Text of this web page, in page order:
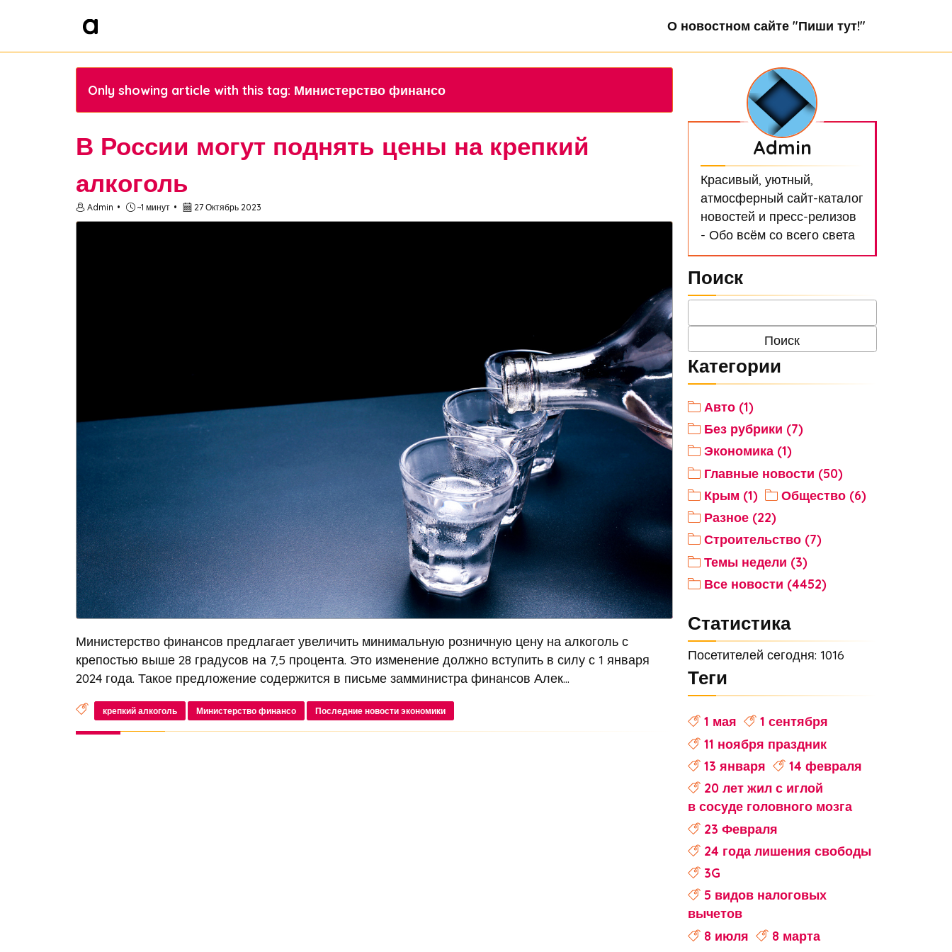
О новостном сайте "Пиши тут!"
Only showing article with this tag: Министерство финансо
В России могут поднять цены на крепкий
алкоголь
Admin ~1 минут 27 Октябрь 2023
Министерство финансов предлагает увеличить минимальную розничную цену на алкоголь с
крепостью выше 28 градусов на 7,5 процента. Это изменение должно вступить в силу с 1 января
2024 года. Такое предложение содержится в письме замминистра финансов Алек...
крепкий алкоголь Министерство финансо Последние новости экономики
Admin
Красивый, уютный,
атмосферный сайт-каталог
новостей и пресс-релизов
- Обо всём со всего света
Поиск
Категории
Авто (1)
Без рубрики (7)
Экономика (1)
Главные новости (50)
Крым (1)
Общество (6)
Разное (22)
Строительство (7)
Темы недели (3)
Все новости (4452)
Статистика
Посетителей сегодня: 1016
Теги
1 мая
1 сентября
11 ноября праздник
13 января
14 февраля
20 лет жил с иглой
в сосуде головного мозга
23 Февраля
24 года лишения свободы
3G
5 видов налоговых
вычетов
8 июля
8 марта